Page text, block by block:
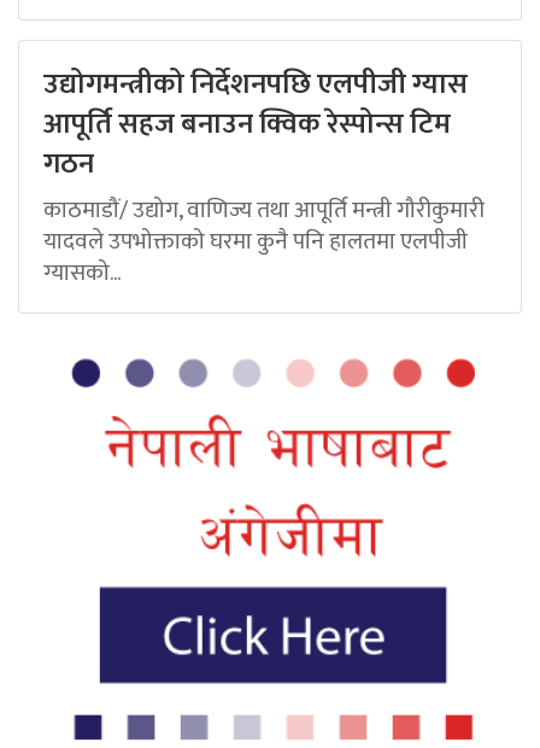
उद्योगमन्त्रीको निर्देशनपछि एलपीजी ग्यास
आपूर्ति सहज बनाउन क्विक रेस्पोन्स टिम
गठन
काठमाडौं/ उद्योग, वाणिज्य तथा आपूर्ति मन्त्री गौरीकुमारी
यादवले उपभोक्ताको घरमा कुनै पनि हालतमा एलपीजी
ग्यासको...